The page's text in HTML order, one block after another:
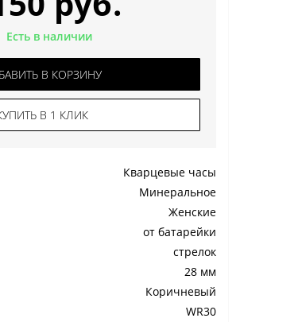
Есть в наличии
В КОРЗИНУ
В 1 КЛИК
Кварцевые часы
Минеральное
Женские
от батарейки
стрелок
28 мм
Коричневый
WR30